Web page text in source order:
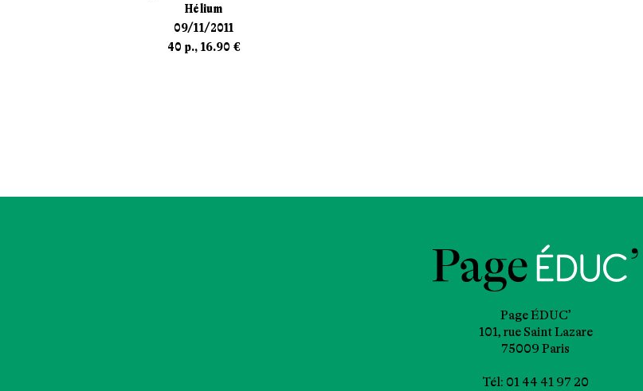
Hélium
09/11/2011
40 p., 16.90 €
Page ÉDUC’
101, rue Saint Lazare
75009 Paris
Tél: 01 44 41 97 20